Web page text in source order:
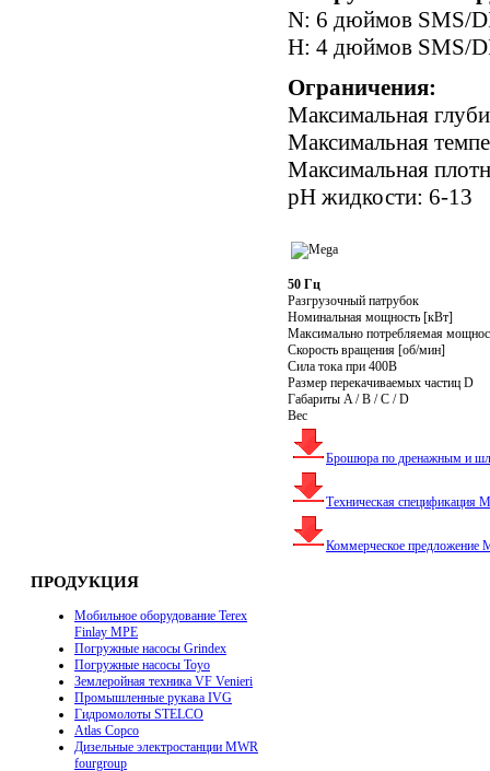
N: 6 дюймов SMS/
H: 4 дюймов SMS/
Ограничения:
Максимальная
Максимальная
Максимальная
pH жидкости: 6-13
50 Гц
Разгрузочный патрубок
Номинальная мощность [кВт]
Максимально потребляемая
Скорость вращения [об/мин]
Сила тока при 400В
Размер перекачиваемых частиц D
Габариты A / B / C / D
Вес
Брошюра по дренажным и
Техническая спецификация
Коммерческое предложение
ПРОДУКЦИЯ
Мобильное оборудование Terex
Finlay MPE
Погружные насосы Grindex
Погружные насосы Toyo
Землеройная техника VF Venieri
Промышленные рукава IVG
Гидромолоты STELCO
Atlas Copco
Дизельные электростанции MWR
fourgroup